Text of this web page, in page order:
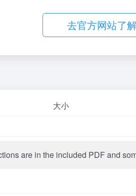
去官方网站了
大小
are in the included PDF and